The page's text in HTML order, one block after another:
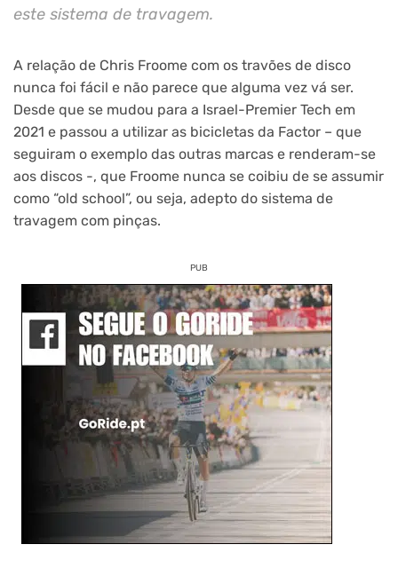
este sistema de travagem.
A relação de Chris Froome com os travões de disco
nunca foi fácil e não parece que alguma vez vá ser.
Desde que se mudou para a Israel-Premier Tech em
2021 e passou a utilizar as bicicletas da Factor – que
seguiram o exemplo das outras marcas e renderam-se
aos discos -, que Froome nunca se coibiu de se assumir
como “old school”, ou seja, adepto do sistema de
travagem com pinças.
PUB